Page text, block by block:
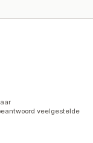
veelgestelde